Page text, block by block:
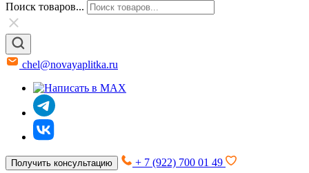
Поиск товаров...
chel@novayaplitka.ru
Получить консультацию + 7 (922) 700 01 49